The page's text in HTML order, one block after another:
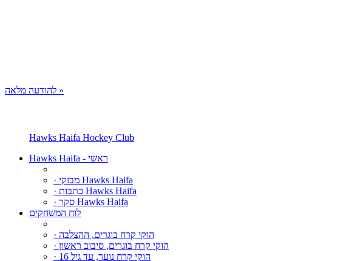
להודעה מלאה »
Hawks Haifa Hockey Club
Hawks Haifa - ראשי
· מבזקי Hawks Haifa
· כתבות Hawks Haifa
· סקר Hawks Haifa
לוח המשחקים
· הוקי קרח בוגרים, ההצלבה
· הוקי קרח בוגרים, סיבוב ראשון
· הוקי קרח נוער, עד גיל 16